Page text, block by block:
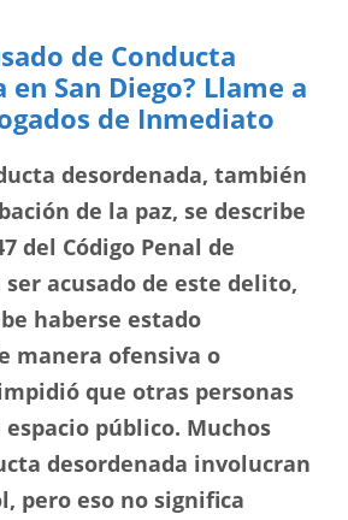
de Conducta
en San Diego? Llame a
de Inmediato
desordenada, también
de la paz, se describe
del Código Penal de
acusado de este delito,
haberse estado
manera ofensiva o
que otras personas
público. Muchos
desordenada involucran
pero eso no significa